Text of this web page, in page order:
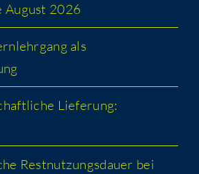
August 2026
als
Lie­fe­rung:
Rest­nut­zungs­dau­er bei